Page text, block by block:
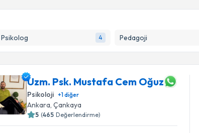
4 Pedagoji
Uzm. Psk. Mustafa Cem Oğuz
Psikoloji +1diğer
Ankara, Çankaya
5 (465 Değerlendirme)